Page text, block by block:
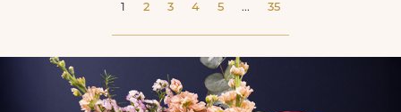
1 2 3 4 5 ... 35